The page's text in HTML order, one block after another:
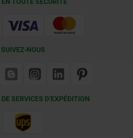
SUIVEZ-NOUS
SERVICES D’EXPÉDITION